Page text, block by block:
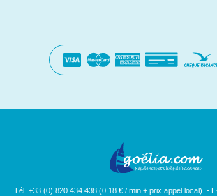
Tél. +33 (0) 820 434 438 (0,18 € / min + prix appel local) -